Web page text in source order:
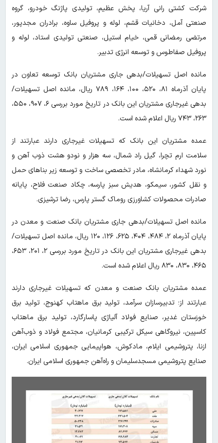
شرکت کشتی رانی آریا، پخش عظیم، تولیدی پاژنگ خودرو، گروه
صنعتی آمل، دخانیات قشم، لوله و پروفیل ساوه، برادران مجدپور،
مرتضی رمضانی قمی، خیام استیل، صنعتی تولیدی استاد، لوله و
پروفیل صفاطوس و توسعه انرژی تدبیر.
مانده اصل تسهیلات/بدهی جاری مشتریان بانک توسعه تعاون در
پایان آذرماه ۸۱، ۵۲۰، ۱۰۰، ۱۶۴، ۷۸۹ ریال، مانده اصل تسهیلات/
بدهی غیرجاری مشتریان این بانک در تاریخ مورد بررسی ۶، ۹۰۷، ۵۵۰،
۲۶۳، ۷۴۳ ریال اعلام شده است.
عمده مشتریان این بانک که تسهیلات غیرجاری دارند عبارتند از
سلامت ارم تچرا، گیل راد شمال، سه هزار و نودو هشت ذوب آهن و
نورد شهداء کرمانشاه، مادر تخصصی ساخت و توسعه زیر بنا‌های حمل
و نقل کشور، سیمکو، هدیش سبز پارسه، چکاد صنعت فلاح، پایانه
صادرات محصولات کشاورزی روماک گستر پارس، رضا ترشیزی.
مانده اصل تسهیلات/بدهی جاری مشتریان بانک صنعت و معدن در
پایان آذرماه ۲، ۴۸۴، ۴۰۴، ۶۲۵، ۱۲۶، ۱۲۰ ریال، مانده اصل تسهیلات/
بدهی غیرجاری مشتریان این بانک در تاریخ مورد بررسی ۲، ۲۰۱، ۶۵۳،
۴۶۵، ۸۳۰، ۸۳۰ ریال اعلام شده است.
عمده مشتریان بانک صنعت و معدن که تسهیلات غیرجاری دارند
عبارتند از؛ تدبیرسازان سرآمد، تولید برق ماهتاب کهنوج، تولید برق
خوزستان غدیر، صنایع فولاد آلیاژی پاسارگارد، تولید برق ماهتاب
کاسپین، نیروگاهی سیکل ترکیبی کرمانیان، مجتمع فولاد و ذوب‌آهن
ازنا، پتروشیمی ایلام، مادکوش، هواپیمایی جمهوری اسلامی ایران،
صنایع پتروشیمی مسجدسلیمان و راه‌آهن جمهوری اسلامی ایران.